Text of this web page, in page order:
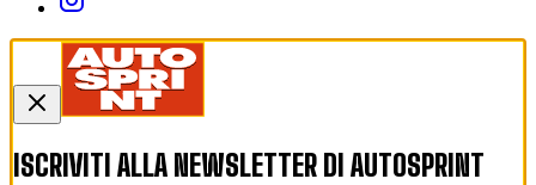
ISCRIVITI ALLA NEWSLETTER DI AUTOSPRINT